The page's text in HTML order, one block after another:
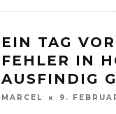
EIN TAG
FEHLER IN
AUSFINDIG
MARCEL 9.